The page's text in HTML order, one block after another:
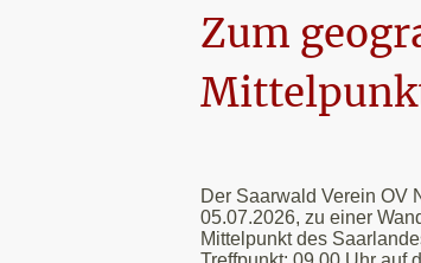
Zum
Der Saarwald Verein OV
05.07.2026, zu einer
Mittelpunkt des